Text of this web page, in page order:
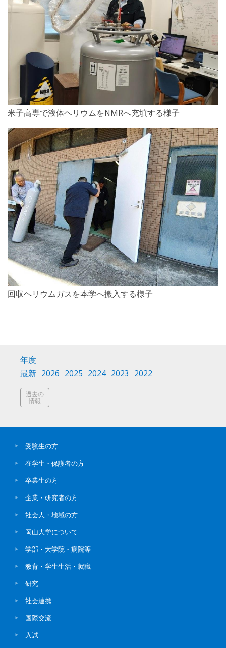
米子高専で液体ヘリウムをNMRへ充填する様子
回収ヘリウムガスを本学へ搬入する様子
年度
最新 2026 2025 2024 2023 2022
過去の
情報
受験生の方
在学生・保護者の方
卒業生の方
企業・研究者の方
社会人・地域の方
岡山大学について
学部・大学院・病院等
教育・学生生活・就職
研究
社会連携
国際交流
入試